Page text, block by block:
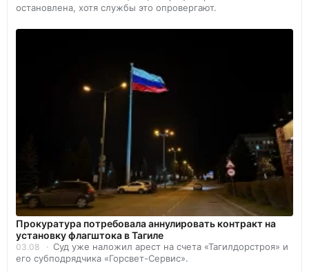
остановлена, хотя службы это опровергают.
Прокуратура потребовала аннулировать контракт на
установку флагштока в Тагиле
03.08
Суд уже наложил арест на счета «Тагилдорстроя» и
его субподрядчика «Горсвет-Сервис».